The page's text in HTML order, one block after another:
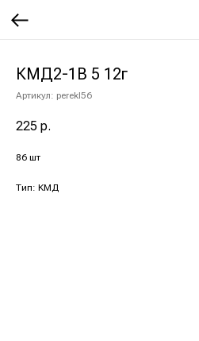
КМД2-1В 5 12г
Артикул: perekl56
225 р.
86 шт
Тип: КМД